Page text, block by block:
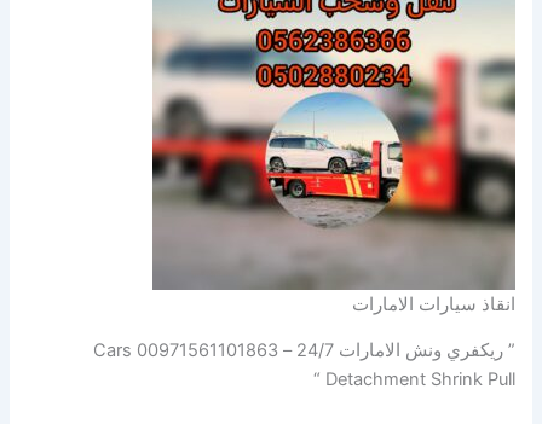
انقاذ سيارات الامارات
” ريكفري ونش الامارات 24/7 – 00971561101863 Cars
Detachment Shrink Pull “